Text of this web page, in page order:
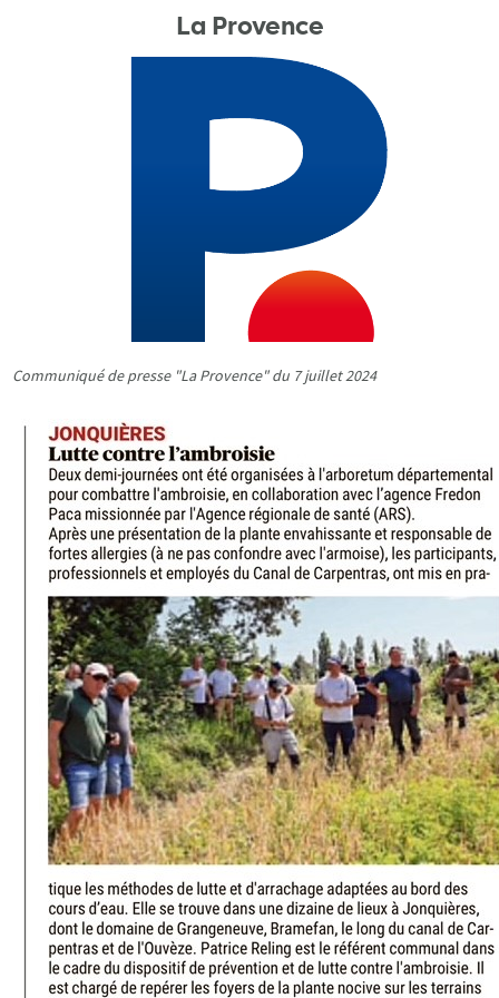
La Provence
Communiqué de presse "La Provence" du 7 juillet 2024